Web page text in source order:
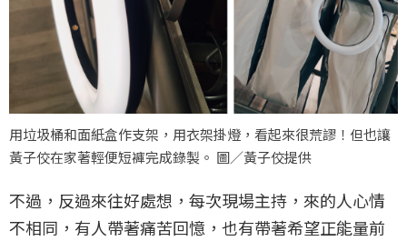
用垃圾桶和面紙盒作支架，用衣架掛燈，看起來很荒謬！但也讓
黃子佼在家著輕便短褲完成錄製。 圖／黃子佼提供
不過，反過來往好處想，每次現場主持，來的人心情
不相同，有人帶著痛苦回憶，也有帶著希望正能量前